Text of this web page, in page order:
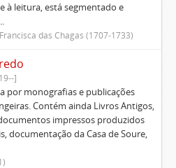
à leitura, está segmentado e
das Chagas (1707-1733)
]
por monografias e publicações
Contém ainda Livros Antigos,
impressos produzidos
documentação da Casa de Soure,